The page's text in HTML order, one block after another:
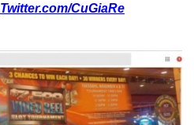
Twitter.com/CuGiaRe